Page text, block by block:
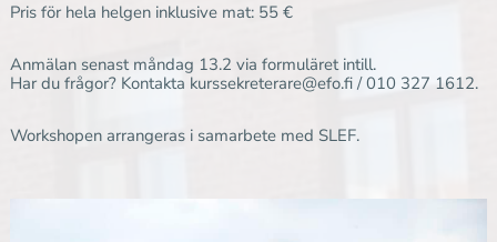
Pris för hela helgen inklusive mat: 55 €
Anmälan senast måndag 13.2 via formuläret intill.
Har du frågor? Kontakta kurssekreterare@efo.fi / 010 327 1612.
Workshopen arrangeras i samarbete med SLEF.